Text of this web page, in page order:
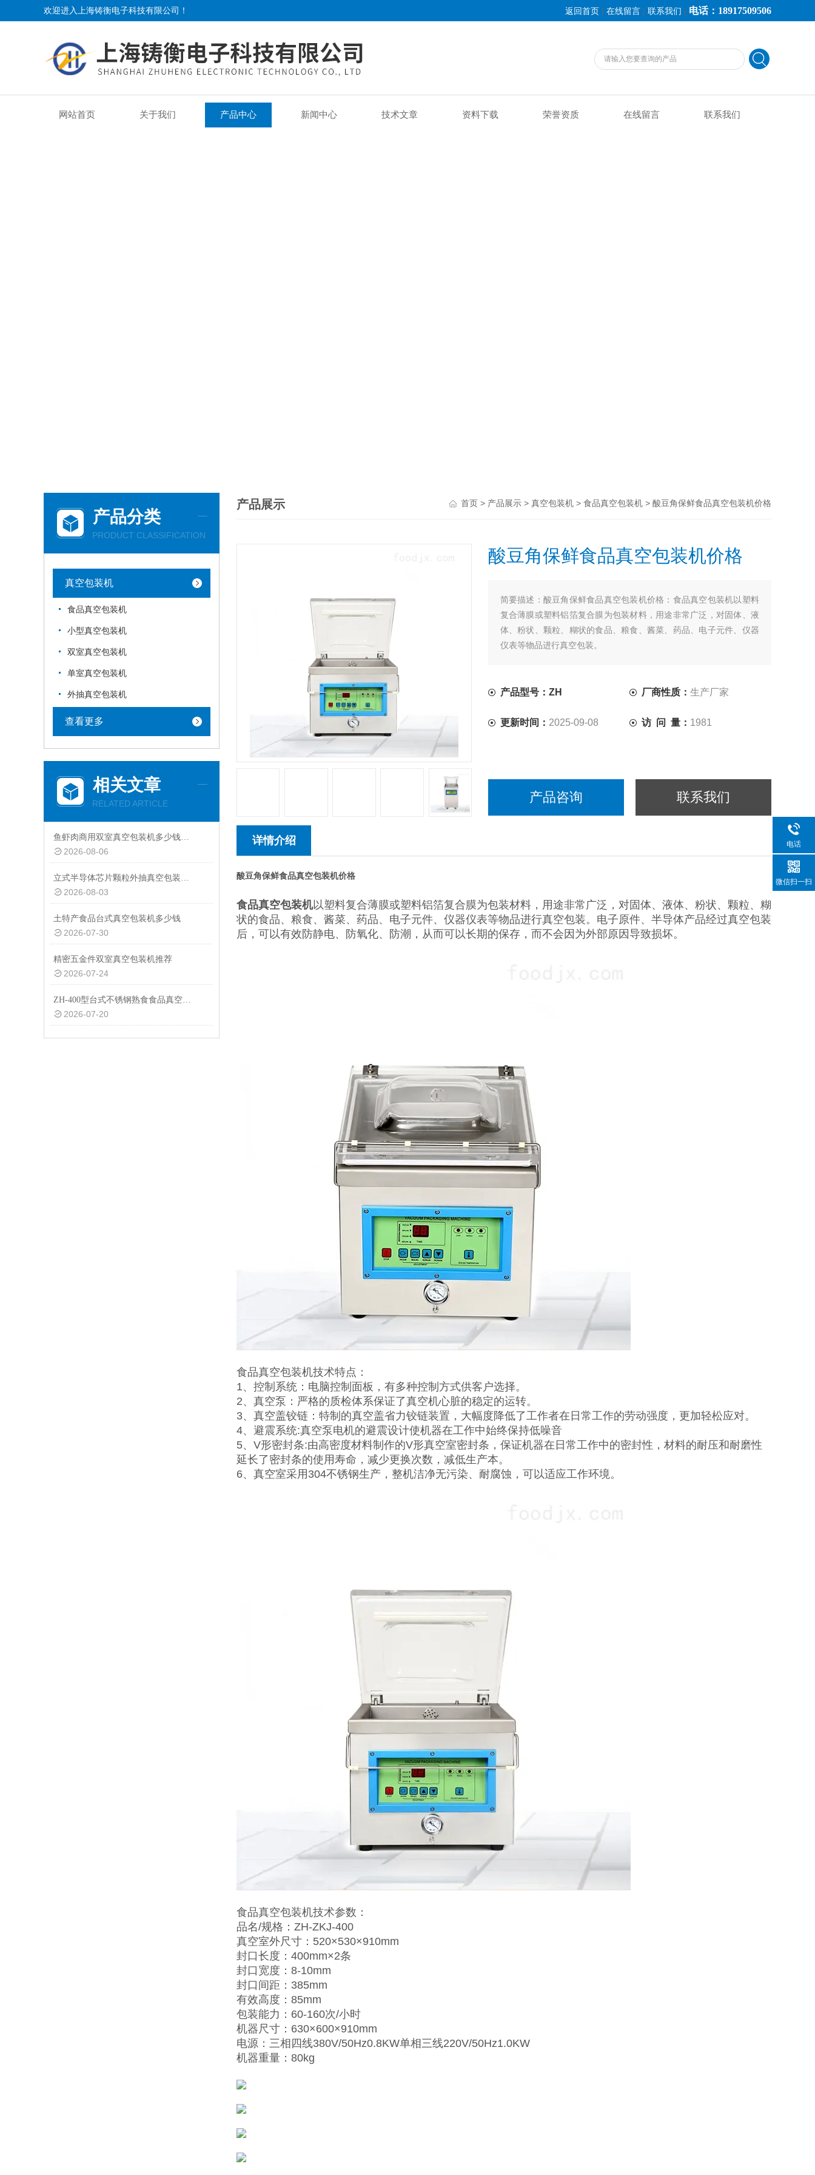
欢迎进入上海铸衡电子科技有限公司！ 返回首页 | 在线留言 | 联系我们 | 电话：18917509506
网站首页 关于我们 产品中心 新闻中心 技术文章 资料下载 荣誉资质 在线留言 联系我们
产品分类
PRODUCT CLASSIFICATION
真空包装机
食品真空包装机
小型真空包装机
双室真空包装机
单室真空包装机
外抽真空包装机
查看更多
相关文章
RELATED ARTICLE
鱼虾肉商用双室真空包装机多少钱一台
2026-08-06
立式半导体芯片颗粒外抽真空包装机厂家
2026-08-03
土特产食品台式真空包装机多少钱
2026-07-30
精密五金件双室真空包装机推荐
2026-07-24
ZH-400型台式不锈钢熟食食品真空包装机设备
2026-07-20
产品展示 首页 > 产品展示 > 真空包装机 > 食品真空包装机 > 酸豆角保鲜食品真空包装机价格
酸豆角保鲜食品真空包装机价格
简要描述： 酸豆角保鲜食品真空包装机价格：食品真空包装机以塑料
复合薄膜或塑料铝箔复合膜为包装材料，用途非常广泛，对固体、液
体、粉状、颗粒、糊状的食品、粮食、酱菜、药品、电子元件、仪器
仪表等物品进行真空包装。
产品型号：ZH 厂商性质：生产厂家
更新时间： 2025-09-08 访 问 量： 1981
产品咨询 联系我们
详情介绍
酸豆角保鲜食品真空包装机价格
食品真空包装机以塑料复合薄膜或塑料铝箔复合膜为包装材料，用途非常广泛，对固体、液体、粉状、颗粒、糊
状的食品、粮食、酱菜、药品、电子元件、仪器仪表等物品进行真空包装。电子原件、半导体产品经过真空包装
后，可以有效防静电、防氧化、防潮，从而可以长期的保存，而不会因为外部原因导致损坏。
食品真空包装机技术特点：
1、控制系统：电脑控制面板，有多种控制方式供客户选择。
2、真空泵：严格的质检体系保证了真空机心脏的稳定的运转。
3、真空盖铰链：特制的真空盖省力铰链装置，大幅度降低了工作者在日常工作的劳动强度，更加轻松应对。
4、避震系统:真空泵电机的避震设计使机器在工作中始终保持低噪音
5、V形密封条:由高密度材料制作的V形真空室密封条，保证机器在日常工作中的密封性，材料的耐压和耐磨性
延长了密封条的使用寿命，减少更换次数，减低生产本。
6、真空室采用304不锈钢生产，整机洁净无污染、耐腐蚀，可以适应工作环境。
食品真空包装机技术参数：
品名/规格：ZH-ZKJ-400
真空室外尺寸：520×530×910mm
封口长度：400mm×2条
封口宽度：8-10mm
封口间距：385mm
有效高度：85mm
包装能力：60-160次/小时
机器尺寸：630×600×910mm
电源：三相四线380V/50Hz0.8KW单相三线220V/50Hz1.0KW
机器重量：80kg
电话
微信扫一扫